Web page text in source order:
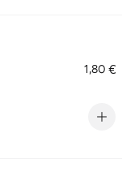
1,80 €